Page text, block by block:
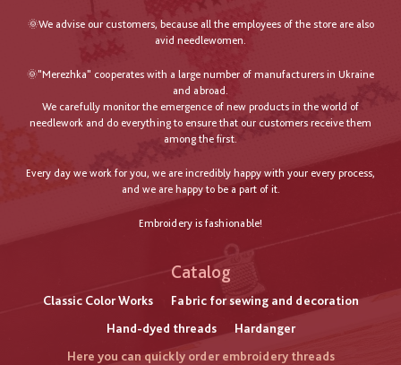
🌞We advise our customers, because all the employees of the store are also
avid needlewomen.
🌞"Merezhka" cooperates with a large number of manufacturers in Ukraine
and abroad.
We carefully monitor the emergence of new products in the world of
needlework and do everything to ensure that our customers receive them
among the first.
Every day we work for you, we are incredibly happy with your every process,
and we are happy to be a part of it.
Embroidery is fashionable!
Catalog
Classic Color Works
Fabric for sewing and decoration
Hand-dyed threads
Hardanger
Here you can quickly order embroidery threads